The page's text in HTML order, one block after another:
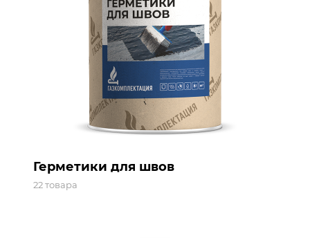
Герметики для швов
22 товара